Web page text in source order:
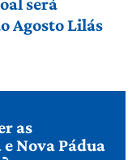
Agosto Lilás
as
Nova Pádua